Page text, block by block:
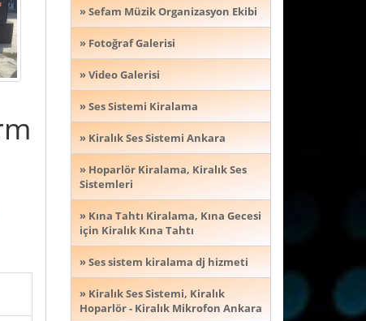
» Sefam Müzik Organizasyon Ekibi
» Fotoğraf Galerisi
» Video Galerisi
» Ses Sistemi Kiralama
» Kiralık Ses Sistemi Ankara
» Hoparlör Kiralama, Kiralık Ses
Sistemleri
» Kına Tahtı Kiralama, Kına Gecesi
için Kiralık Kına Tahtı
» Ses sistem kiralama dj hizmeti
» Kiralık Ses Sistemi, Kiralık
Hoparlör - Kiralık Mikrofon Ankara